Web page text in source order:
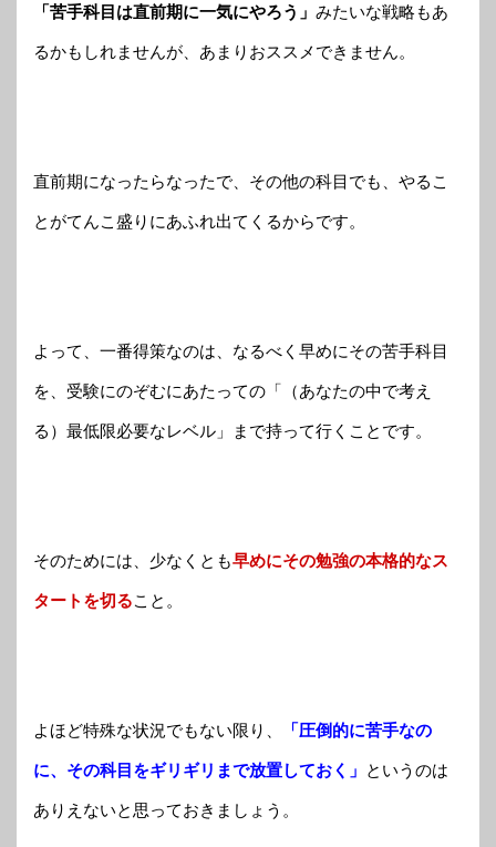
「苦手科目は直前期に一気にやろう」 みたいな戦略もあ
るかもしれませんが、あまりおススメできません。
直前期になったらなったで、その他の科目でも、やるこ
とがてんこ盛りにあふれ出てくるからです。
よって、一番得策なのは、なるべく早めにその苦手科目
を、受験にのぞむにあたっての「（あなたの中で考え
る）最低限必要なレベル」まで持って行くことです。
そのためには、少なくとも早めにその勉強の本格的なス
タートを切ること。
よほど特殊な状況でもない限り、 「圧倒的に苦手なの
に、その科目をギリギリまで放置しておく」 というのは
ありえないと思っておきましょう。